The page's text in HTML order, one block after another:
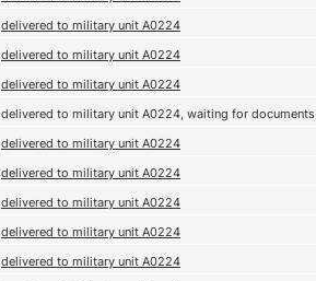
delivered to military unit А0224
delivered to military unit А0224
delivered to military unit А0224
delivered to military unit А0224, waiting for documents
delivered to military unit А0224
delivered to military unit А0224
delivered to military unit А0224
delivered to military unit А0224
delivered to military unit А0224